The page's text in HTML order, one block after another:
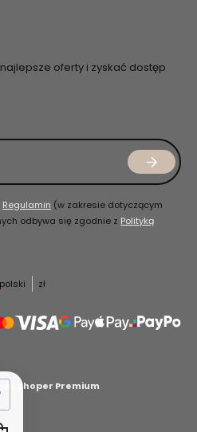
oferty i zyskać dostęp
Regulamin (w zakresie dotyczącym
odbywa się zgodnie z Polityką
polski zł
Shoper Premium